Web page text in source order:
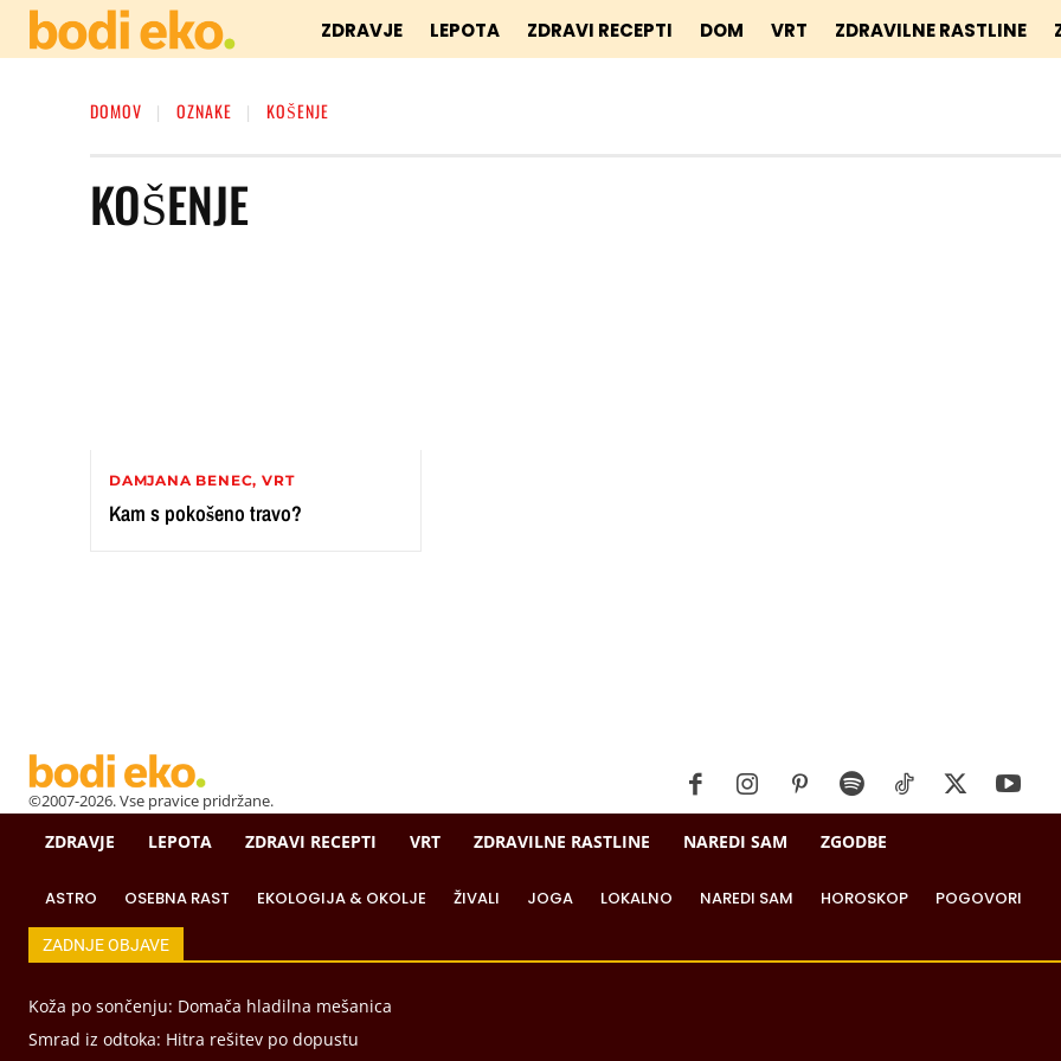
ZDRAVJE LEPOTA ZDRAVI RECEPTI DOM VRT ZDRAVILNE RASTLINE
DOMOV OZNAKE KOŠENJE
KOŠENJE
DAMJANA BENEC, VRT
Kam s pokošeno travo?
©2007-2026. Vse pravice pridržane.
ZDRAVJE LEPOTA ZDRAVI RECEPTI VRT ZDRAVILNE RASTLINE NAREDI SAM ZGODBE
ASTRO OSEBNA RAST EKOLOGIJA & OKOLJE ŽIVALI JOGA LOKALNO NAREDI SAM HOROSKOP POGOVORI
ZADNJE OBJAVE
Koža po sončenju: Domača hladilna mešanica
Smrad iz odtoka: Hitra rešitev po dopustu